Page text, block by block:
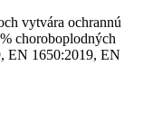
vytvára ochrannú
choroboplodných
EN 1650:2019, EN